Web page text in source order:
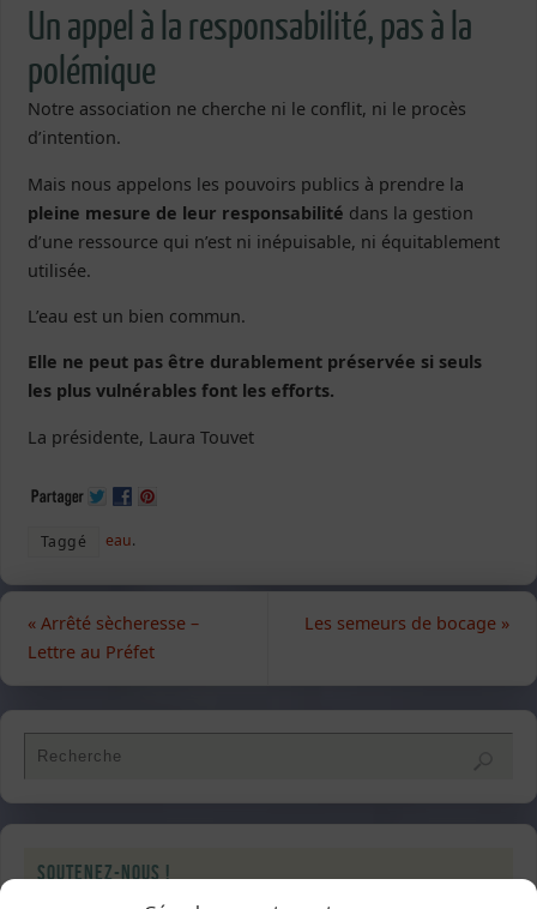
Un appel à la responsabilité, pas à la
polémique
Notre association ne cherche ni le conflit, ni le procès
d’intention.
Mais nous appelons les pouvoirs publics à prendre la
pleine mesure de leur responsabilité dans la gestion
d’une ressource qui n’est ni inépuisable, ni équitablement
utilisée.
L’eau est un bien commun.
Elle ne peut pas être durablement préservée si seuls
les plus vulnérables font les efforts.
La présidente, Laura Touvet
Taggé eau.
«Arrêté sècheresse –
Lettre au Préfet
Les semeurs de bocage »
Soutenez-nous !